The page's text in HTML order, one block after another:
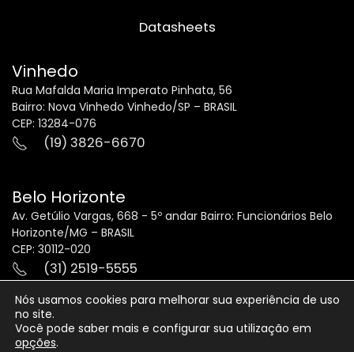
Datasheets
Vinhedo
Rua Mafalda Maria Imperato Pinhata, 56
Bairro: Nova Vinhedo Vinhedo/SP – BRASIL
CEP: 13284-076
(19) 3826-6670
Belo Horizonte
Av. Getúlio Vargas, 668 - 5º andar Bairro: Funcionários Belo
Horizonte/MG – BRASIL
CEP: 30112-020
(31) 2519-5555
(31) 2519-5563
Nós usamos cookies para melhorar sua experiência de uso
no site.
Você pode saber mais e configurar sua utilização em
opções.